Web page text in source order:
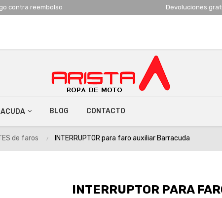
contra reembolso Devoluciones
BLOG CONTACTO
de faros INTERRUPTOR para faro auxiliar Barracuda
INTERRUPTOR PARA